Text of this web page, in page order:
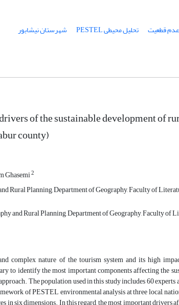
عدم قطعیت تحلیل محیطی PESTEL
شهرستان نیشابور
of the sustainable development of
county)
Ghasemi2
Rural Planning, Department of Geography, Faculty of
and Rural Planning, Department of Geography, Faculty of
complex nature of the tourism system and its high
to identify the most important components affecting the
The population used in this study includes 60
of PESTEL environmental analysis at three local,